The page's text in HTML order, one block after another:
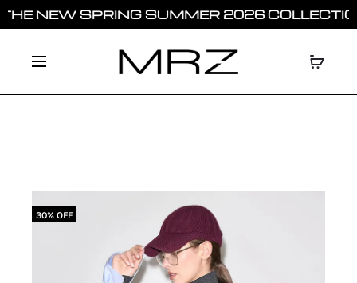
NEW SPRING SUMMER 2026 COLLECTION
30% OFF